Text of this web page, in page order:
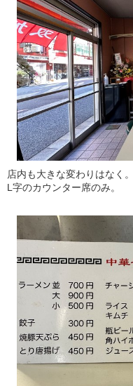
店内も大きな変わりはなく
L字のカウンター席のみ。